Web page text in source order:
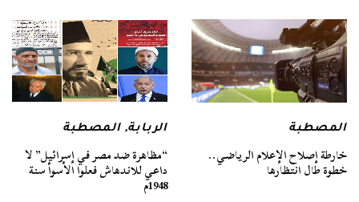
المصطبة
خارطة إصلاح الإعلام الرياضي..
خطوة طال انتظارها
الربابة,المصطبة
“مظاهرة ضد مصر في إسرائيل” لا
داعي للاندهاش فعلوا الأسوأ سنة
1948م